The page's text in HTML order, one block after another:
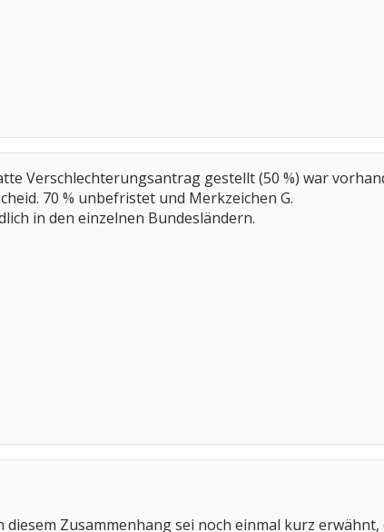
Verschlechterungsantrag gestellt (50 %) war
70 % unbefristet und Merkzeichen G.
in den einzelnen Bundesländern.
Zusammenhang sei noch einmal kurz